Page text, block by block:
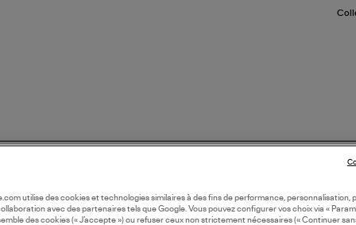
utilise des cookies et technologies similaires à des fins de performance, personnalisation,
avec des partenaires tels que Google. Vous pouvez configurer vos choix via «
des cookies (« J’accepte ») ou refuser ceux non strictement nécessaires (« Continuer